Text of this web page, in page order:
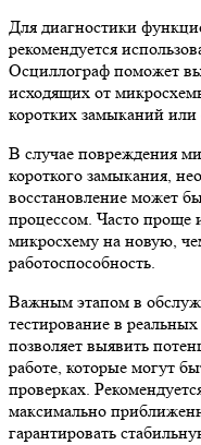
Для диагностики
рекомендуется
Осциллограф поможет
исходящих от
коротких замыканий
В случае повреждения
короткого замыкания,
восстановление может
процессом. Часто проще
микросхему на новую,
работоспособность.
Важным этапом в
тестирование в
позволяет выявить
работе, которые могут
проверках.
максимально
гарантировать